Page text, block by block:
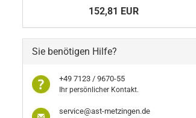
152,81 EUR
Sie benötigen Hilfe?
+49 7123 / 9670-55
Ihr persönlicher Kontakt.
service@ast-metzingen.de